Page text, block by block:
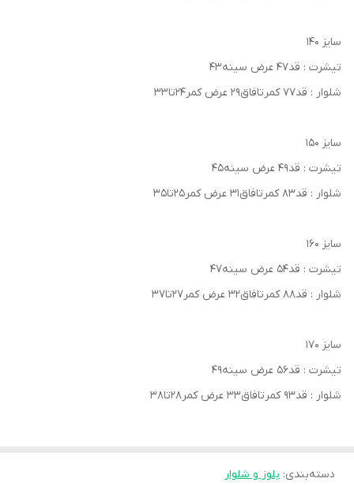
سایز ۱۴۰
تیشرت : قد۴۷ عرض سینه۴۳
شلوار : قد۷۷ کمرتافاق۲۹ عرض کمر۲۴تا۳۳
سایز ۱۵۰
تیشرت : قد۴۹ عرض سینه۴۵
شلوار : قد۸۳ کمرتافاق۳۱ عرض کمر۲۵تا۳۵
سایز ۱۶۰
تیشرت : قد۵۴ عرض سینه۴۷
شلوار : قد۸۸ کمرتافاق۳۲ عرض کمر۲۷تا۳۷
سایز ۱۷۰
تیشرت : قد۵۶ عرض سینه۴۹
شلوار : قد۹۳ کمرتافاق۳۳ عرض کمر۲۸تا۳۸
دسته‌بندی: بلوز و شلوار